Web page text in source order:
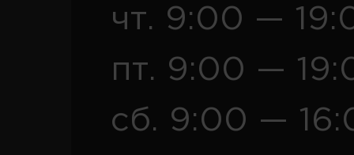
чт. 9:00 —
пт. 9:00 —
сб. 9:00 —